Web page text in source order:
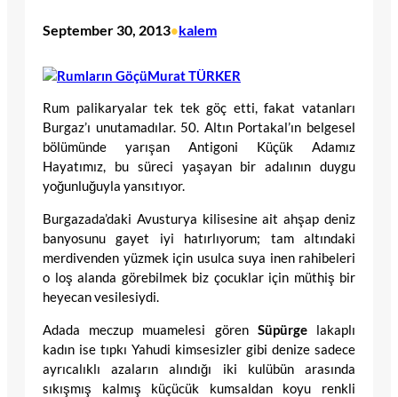
September 30, 2013•kalem
Murat TÜRKER
Rum palikaryalar tek tek göç etti, fakat vatanları
Burgaz’ı unutamadılar. 50. Altın Portakal’ın belgesel
bölümünde yarışan Antigoni Küçük Adamız
Hayatımız, bu süreci yaşayan bir adalının duygu
yoğunluğuyla yansıtıyor.
Burgazada’daki Avusturya kilisesine ait ahşap deniz
banyosunu gayet iyi hatırlıyorum; tam altındaki
merdivenden yüzmek için usulca suya inen rahibeleri
o loş alanda görebilmek biz çocuklar için müthiş bir
heyecan vesilesiydi.
Adada meczup muamelesi gören Süpürgelakaplı
kadın ise tıpkı Yahudi kimsesizler gibi denize sadece
ayrıcalıklı azaların alındığı iki kulübün arasında
sıkışmış kalmış küçücük kumsaldan koyu renkli